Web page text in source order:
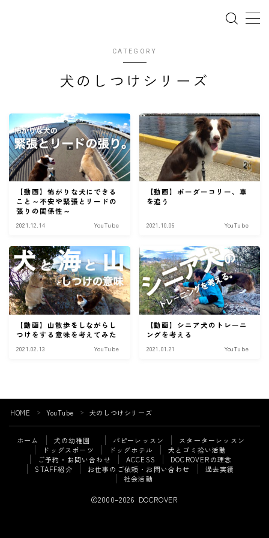
パピーレッスン
スターターレッスン
ドッグスポーツ
犬とゴミ拾い活動
ご予約・お問い合わせ
ACCESS
DOCROVERの理念
社会活動
Follow Me
CATEGORY
犬のしつけシリーズ
【動画】怖がりな犬にできる
こと～不安や緊張とリードの
張りの関係性～
2021.12.14 YouTube
【動画】ボーダーコリー、車
を追う
2021.10.06 YouTube
【動画】山散歩をしながらし
つけをする意味を考えてみた
2021.02.13 YouTube
【動画】シニア犬のトレーニ
ングを考える
2021.01.21 YouTube
HOME ＞ YouTube ＞ 犬のしつけシリーズ
ホーム 犬の幼稚園 パピーレッスン
スターターレッスン
ドッグスポーツ
ドッグホテル
犬とゴミ拾い活動
ご予約・お問い合わせ
ACCESS
DOCROVERの理念
STAFF紹介
お仕事のご依頼・お問い合わせ
過去実績
社会活動
2000–2026 DOCROVER